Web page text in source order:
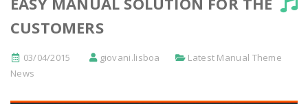
CUSTOMERS
03/04/2015 giovani.lisboa
Latest Manual Theme
News